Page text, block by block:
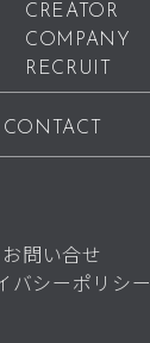
CREATOR
COMPANY
RECRUIT
CONTACT
お問い合せ
バシーポリシー